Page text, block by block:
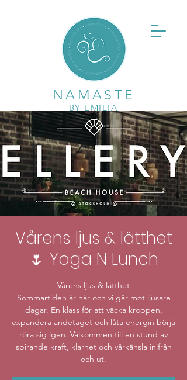
BY EMILIA
NAMASTE
Vårens ljus & lätthet
🌷 Yoga N Lunch
Vårens ljus & lätthet
Sommartiden är här och vi går mot ljusare
dagar. En klass för att väcka kroppen,
expandera andetaget och låta energin börja
röra sig igen. Välkommen till en stund av
spirande kraft, klarhet och vårkänsla inifrån
och ut.